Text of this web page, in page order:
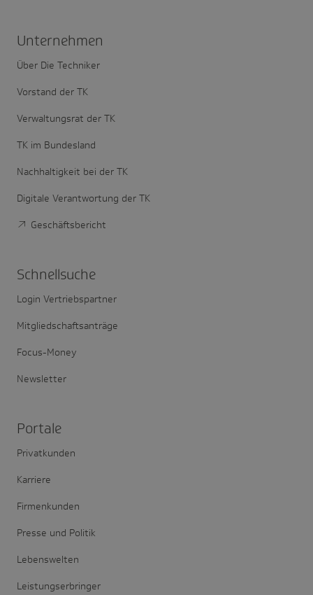
Unter­nehmen
Über Die Techniker
Vorstand der TK
Verwaltungsrat der TK
TK im Bundesland
Nachhaltigkeit bei der TK
Digitale Verantwortung der TK
Geschäftsbericht
Schnell­suche
Login Vertriebspartner
Mitgliedschaftsanträge
Focus-Money
Newsletter
Portale
Privatkunden
Karriere
Firmenkunden
Presse und Politik
Lebenswelten
Leistungserbringer